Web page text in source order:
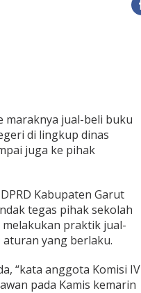
maraknya jual-beli buku
di lingkup dinas
juga ke pihak
Kabupaten Garut
tegas pihak sekolah
praktik jual-
yang berlaku.
“kata anggota Komisi IV
pada Kamis kemarin